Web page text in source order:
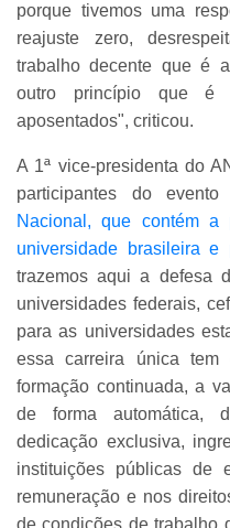
porque tivemos uma
reajuste zero,
trabalho decente que é
outro princípio que é
aposentados", criticou.
A 1ª vice-presidenta do
participantes do
Nacional, que contém
universidade brasileira
trazemos aqui a defesa
universidades federais,
para as universidades
essa carreira única
formação continuada, a
de forma automática,
dedicação exclusiva,
instituições públicas de
remuneração e nos